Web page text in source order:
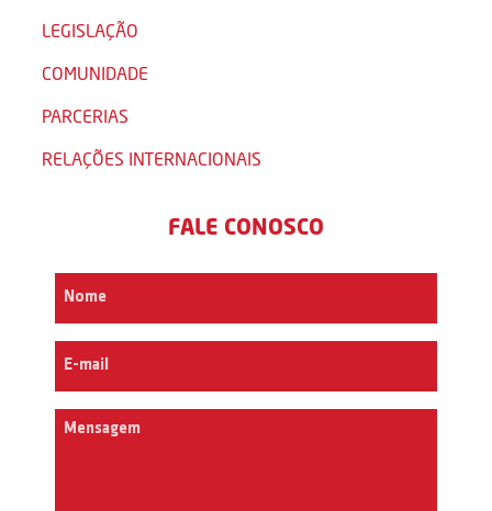
LEGISLAÇÃO
COMUNIDADE
PARCERIAS
RELAÇÕES INTERNACIONAIS
FALE CONOSCO